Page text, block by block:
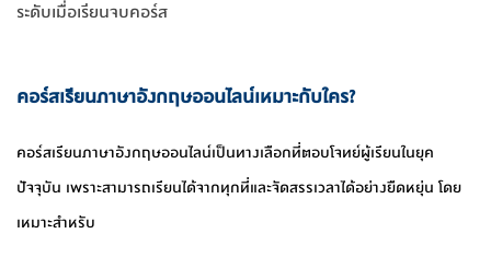
ระดับเมื่อเรียนจบคอร์ส
คอร์สเรียนภาษาอังกฤษออนไลน์เหมาะกับใคร?
คอร์สเรียนภาษาอังกฤษออนไลน์เป็นทางเลือกที่ตอบโจทย์ผู้เรียนในยุค
ปัจจุบัน เพราะสามารถเรียนได้จากทุกที่และจัดสรรเวลาได้อย่างยืดหยุ่น โดย
เหมาะสำหรับ